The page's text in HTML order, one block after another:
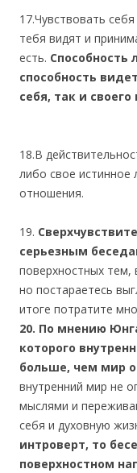
17.Чувствовать
тебя видят и
есть. Способность
способность
себя, так и
18.В
либо свое истинное
отношения.
19.
серьезным
поверхностных тем,
но постараетесь
итоге потратите
20. По мнению
которого
больше, чем мир
внутренний мир не
мыслями и
себя и духовную
интроверт, то
поверхностном